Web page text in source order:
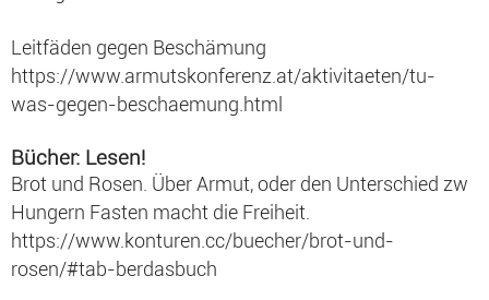
Leitfäden gegen Beschämung
https://www.armutskonferenz.at/aktivitaeten/tu-
was-gegen-beschaemung.html
Bücher: Lesen!
Brot und Rosen. Über Armut, oder den Unterschied zw
Hungern Fasten macht die Freiheit.
https://www.konturen.cc/buecher/brot-und-
rosen/#tab-berdasbuch